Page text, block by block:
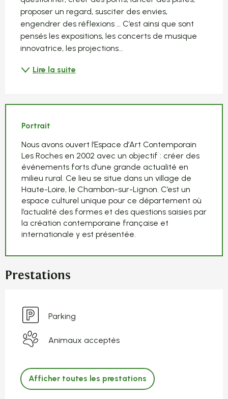
proposer un regard, susciter des envies,
engendrer des réflexions … C’est ainsi que sont
pensés les expositions, les concerts de musique
innovatrice, les projections...
Lire la suite
Portrait
Nous avons ouvert l’Espace d’Art Contemporain
Les Roches en 2002 avec un objectif : créer des
événements forts d’une grande actualité en
milieu rural. Ce lieu se situe dans un village de
Haute-Loire, le Chambon-sur-Lignon. C’est un
espace culturel unique pour ce département où
l’actualité des formes et des questions saisies par
la création contemporaine française et
internationale y est présentée.
Prestations
Parking
Animaux acceptés
Afficher toutes les prestations